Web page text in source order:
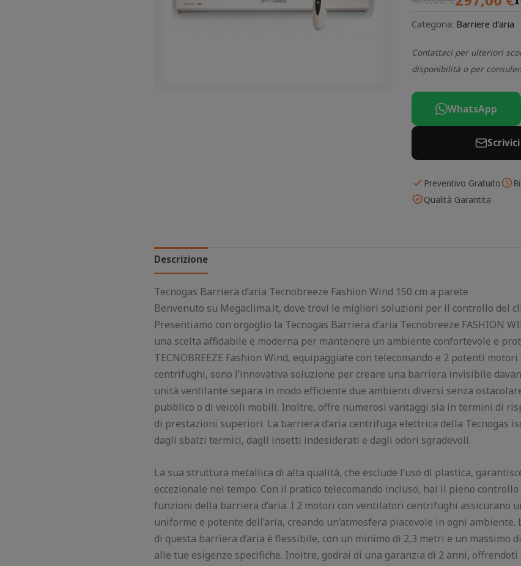
Categoria: Barriere d'aria
Contattaci per ulteriori
disponibilità o per
WhatsApp
Preventivo Gratuito
Qualità Garantita
Descrizione
Tecnogas Barriera d’aria Tecnobreeze Fashion Wind 150 cm a parete
Benvenuto su Megaclima.it, dove trovi le migliori soluzioni per il controllo del
Presentiamo con orgoglio la Tecnogas Barriera d’aria Tecnobreeze FASHION
una scelta affidabile e moderna per mantenere un ambiente confortevole e
TECNOBREEZE Fashion Wind, equipaggiate con telecomando e 2 potenti
centrifughi, sono l’innovativa soluzione per creare una barriera invisibile
unità ventilante separa in modo efficiente due ambienti diversi senza
pubblico o di veicoli mobili. Inoltre, offre numerosi vantaggi sia in termini di
di prestazioni superiori. La barriera d’aria centrifuga elettrica della Tecnogas
dagli sbalzi termici, dagli insetti indesiderati e dagli odori sgradevoli.
La sua struttura metallica di alta qualità, che esclude l’uso di plastica,
eccezionale nel tempo. Con il pratico telecomando incluso, hai il pieno
funzioni della barriera d’aria. I 2 motori con ventilatori centrifughi assicurano
uniforme e potente dell’aria, creando un’atmosfera piacevole in ogni ambiente.
di questa barriera d’aria è flessibile, con un minimo di 2,3 metri e un massimo
alle tue esigenze specifiche. Inoltre, godrai di una garanzia di 2 anni,